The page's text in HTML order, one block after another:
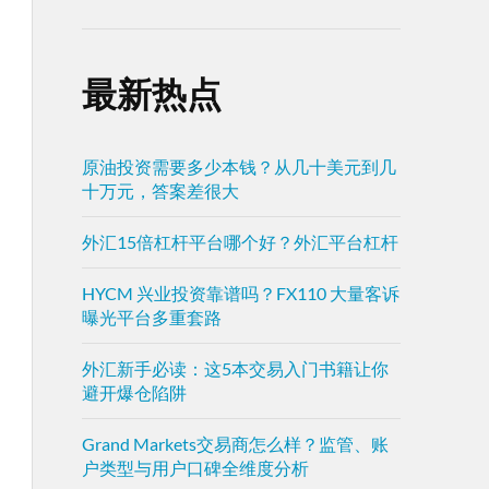
最新热点
原油投资需要多少本钱？从几十美元到几
十万元，答案差很大
外汇15倍杠杆平台哪个好？外汇平台杠杆
HYCM 兴业投资靠谱吗？FX110 大量客诉
曝光平台多重套路
外汇新手必读：这5本交易入门书籍让你
避开爆仓陷阱
Grand Markets交易商怎么样？监管、账
户类型与用户口碑全维度分析